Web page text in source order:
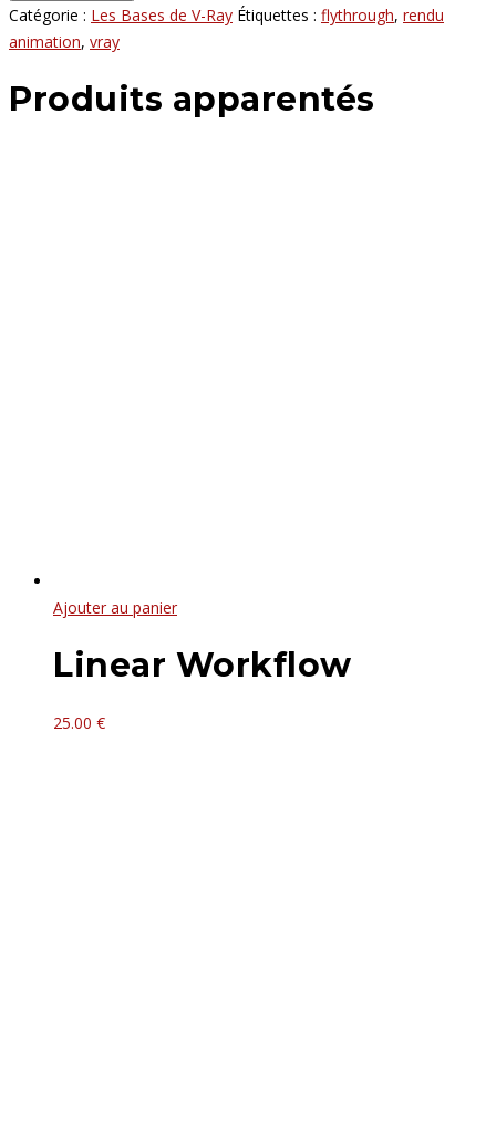
Catégorie : Les Bases de V-Ray Étiquettes : flythrough, rendu
animation, vray
Produits apparentés
Ajouter au panier
Linear Workflow
25.00 €